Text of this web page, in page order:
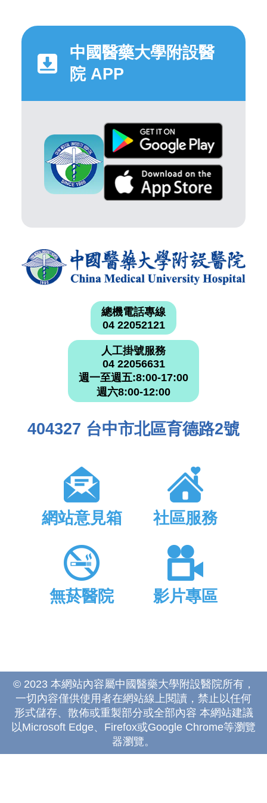
中國醫藥大學附設醫
院 APP
總機電話專線
04 22052121
人工掛號服務
04 22056631
週一至週五:8:00-17:00
週六8:00-12:00
404327 台中市北區育德路2號
網站意見箱 社區服務
無菸醫院 影片專區
© 2023 本網站內容屬中國醫藥大學附設醫院所有，
一切內容僅供使用者在網站線上閱讀，禁止以任何
形式儲存、散佈或重製部分或全部內容 本網站建議
以Microsoft Edge、Firefox或Google Chrome等瀏覽
器瀏覽。